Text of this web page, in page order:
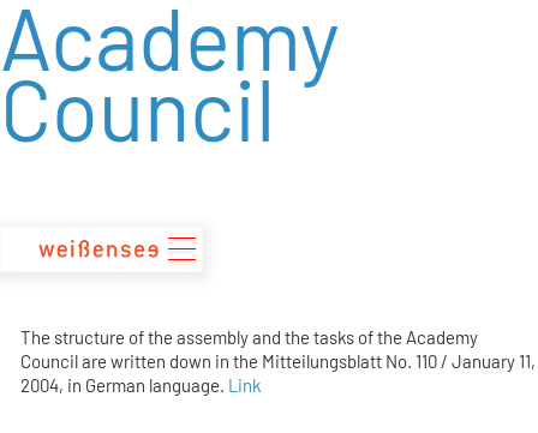
zum
Inhalt
Academy
Council
The structure of the assembly and the tasks of the Academy
Council are written down in the Mitteilungsblatt No. 110 / January 11,
2004, in German language. Link